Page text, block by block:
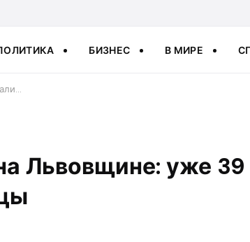
БИЗНЕС В МИРЕ
Львовщине: уже 39